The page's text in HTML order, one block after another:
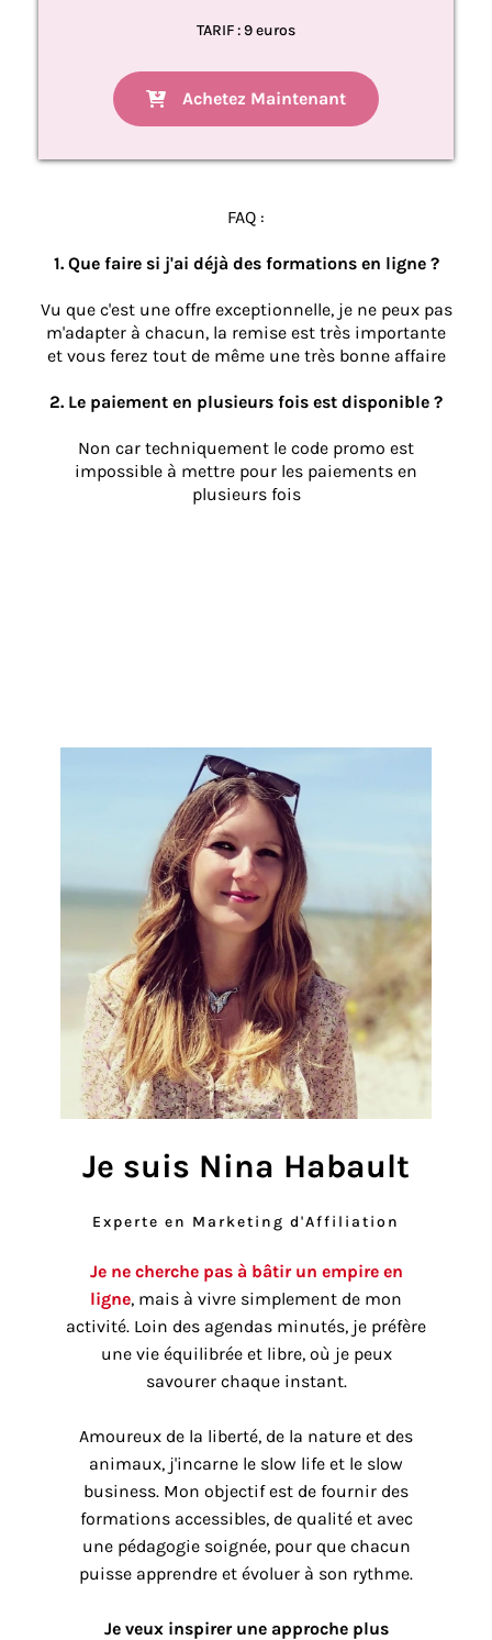
TARIF : 9 euros
Achetez Maintenant
FAQ :
1. Que faire si j'ai déjà des formations en ligne ?
Vu que c'est une offre exceptionnelle, je ne peux pas
m'adapter à chacun, la remise est très importante
et vous ferez tout de même une très bonne affaire
2. Le paiement en plusieurs fois est disponible ?
Non car techniquement le code promo est
impossible à mettre pour les paiements en
plusieurs fois
Je suis Nina Habault
Experte en Marketing d'Affiliation
Je ne cherche pas à bâtir un empire en
ligne, mais à vivre simplement de mon
activité. Loin des agendas minutés, je préfère
une vie équilibrée et libre, où je peux
savourer chaque instant.
Amoureux de la liberté, de la nature et des
animaux, j'incarne le slow life et le slow
business. Mon objectif est de fournir des
formations accessibles, de qualité et avec
une pédagogie soignée, pour que chacun
puisse apprendre et évoluer à son rythme.
Je veux inspirer une approche plus